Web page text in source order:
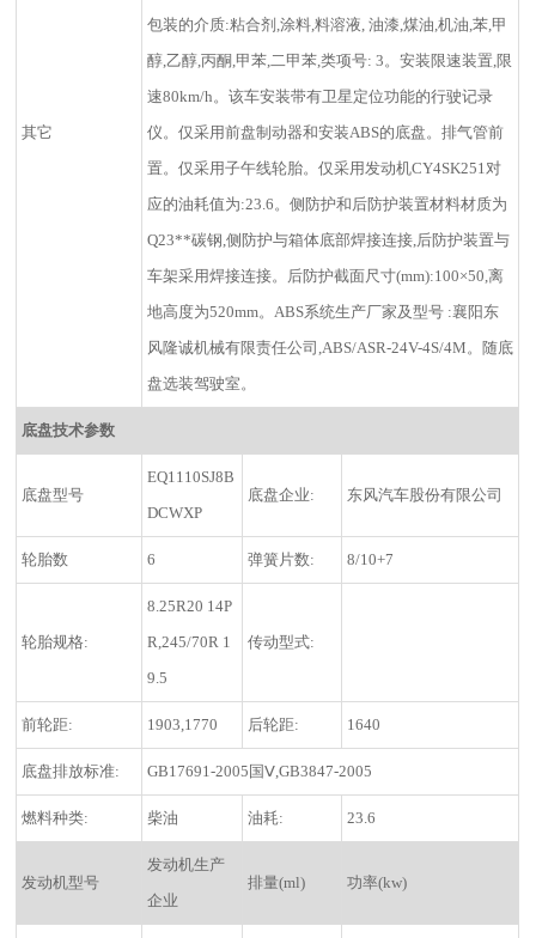
其它
包装的介质:粘合剂,涂料,料溶液, 油漆,煤油,机油,苯,甲
醇,乙醇,丙酮,甲苯,二甲苯,类项号: 3。安装限速装置,限
速80km/h。该车安装带有卫星定位功能的行驶记录
仪。仅采用前盘制动器和安装ABS的底盘。排气管前
置。仅采用子午线轮胎。仅采用发动机CY4SK251对
应的油耗值为:23.6。侧防护和后防护装置材料材质为
Q23**碳钢,侧防护与箱体底部焊接连接,后防护装置与
车架采用焊接连接。后防护截面尺寸(mm):100×50,离
地高度为520mm。ABS系统生产厂家及型号 :襄阳东
风隆诚机械有限责任公司,ABS/ASR-24V-4S/4M。随底
盘选装驾驶室。
底盘技术参数
底盘型号
EQ1110SJ8B
DCWXP
底盘企业: 东风汽车股份有限公司
轮胎数 6 弹簧片数: 8/10+7
轮胎规格:
8.25R20 14P
R,245/70R 1
9.5
传动型式:
前轮距: 1903,1770 后轮距: 1640
底盘排放标准: GB17691-2005国Ⅴ,GB3847-2005
燃料种类: 柴油 油耗: 23.6
发动机型号
发动机生产
企业
排量(ml) 功率(kw)